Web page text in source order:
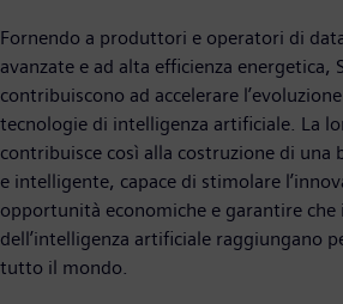
Fornendo a produttori e operatori di
avanzate e ad alta efficienza energetica,
contribuiscono ad accelerare
tecnologie di intelligenza artificiale. La
contribuisce così alla costruzione di una
e intelligente, capace di stimolare
opportunità economiche e garantire che
dell’intelligenza artificiale raggiungano
tutto il mondo.